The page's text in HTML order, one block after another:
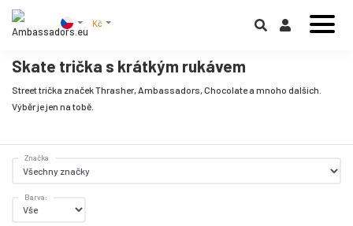
Kč
Skate trička s krátkým rukávem
Street trička značek Thrasher, Ambassadors, Chocolate a mnoho dalších.
Výběr je jen na tobě.
Značka
Barva: